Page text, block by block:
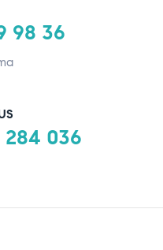
98 36
284 036